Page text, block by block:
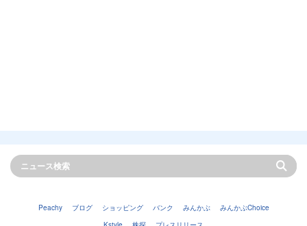
Peachy ブログ ショッピング バンク みんかぶ
みんかぶChoice